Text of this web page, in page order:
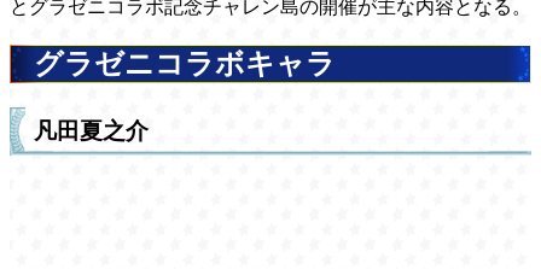
とグラゼニコラボ記念チャレン島の開催が主な内容となる。
グラゼニコラボキャラ
凡田夏之介